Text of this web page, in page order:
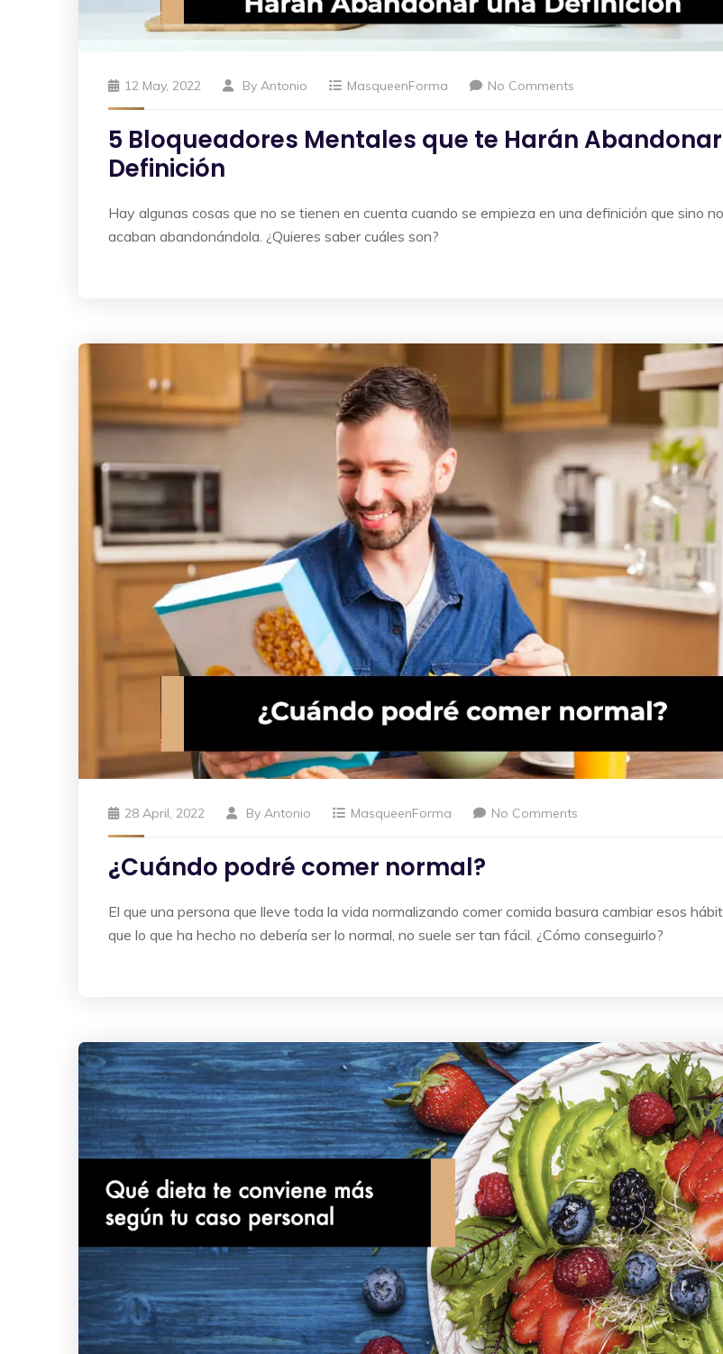
12 May, 2022 By Antonio MasqueenForma No Comments
5 Bloqueadores Mentales que te Harán
Definición
Hay algunas cosas que no se tienen en cuenta cuando se empieza en una definición que sino
acaban abandonándola. ¿Quieres saber cuáles son?
28 April, 2022 By Antonio MasqueenForma No Comments
¿Cuándo podré comer normal?
El que una persona que lleve toda la vida normalizando comer comida basura cambiar esos
que lo que ha hecho no debería ser lo normal, no suele ser tan fácil. ¿Cómo conseguirlo?